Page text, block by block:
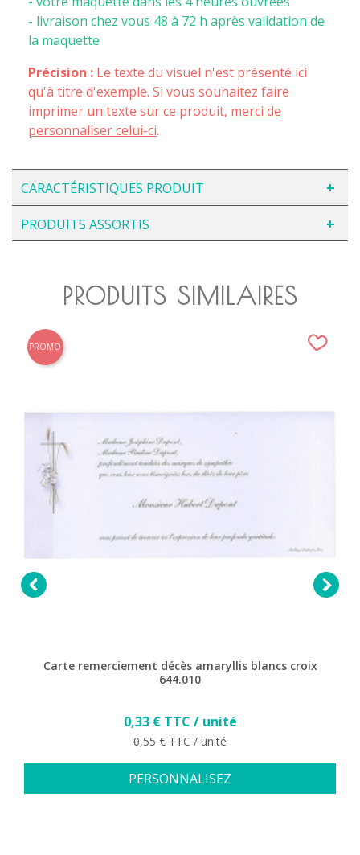
- livraison chez vous 48 à 72 h après validation de
la maquette
Précision : Le texte du visuel n'est présenté ici
qu'à titre d'exemple. Si vous souhaitez faire
imprimer un texte sur ce produit, merci de
personnaliser celui-ci.
CARACTÉRISTIQUES PRODUIT
PRODUITS ASSORTIS
PRODUITS SIMILAIRES

Carte remerciement décès amaryllis blancs croix
644.010
Prix
0,33 € TTC / unité
Prix de base
0,55 € TTC / unité
PERSONNALISEZ
PROMO
